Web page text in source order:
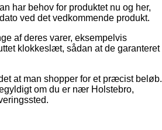
har behov for produktet nu og her,
ved det vedkommende produkt.
af deres varer, eksempelvis
klokkeslæt, sådan at de garanteret
at man shopper for et præcist beløb.
om du er nær Holstebro,